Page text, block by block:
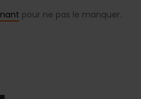
pour ne pas le manquer.